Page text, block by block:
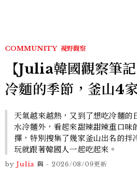
COMMUNITY 視野觀察
【Julia韓國觀察筆
冷麵的季節，釜山4
天氣越來越熱，又到了想吃冷麵的
水冷麵外，看起來甜辣甜辣重口味
擇，特別搜集了幾家釜山出名的拌
玩就跟著韓國人一起吃起來。
by Julia 與 - 2026/08/09更新